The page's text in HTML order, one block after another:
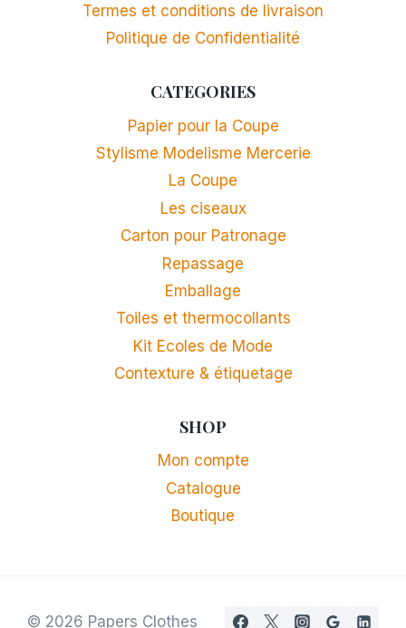
Termes et conditions de livraison
Politique de Confidentialité
CATEGORIES
Papier pour la Coupe
Stylisme Modelisme Mercerie
La Coupe
Les ciseaux
Carton pour Patronage
Repassage
Emballage
Toiles et thermocollants
Kit Ecoles de Mode
Contexture & étiquetage
SHOP
Mon compte
Catalogue
Boutique
© 2026 Papers Clothes